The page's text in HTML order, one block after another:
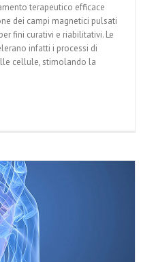
terapeutico efficace
dei campi magnetici pulsati
fini curativi e riabilitativi. Le
infatti i processi di
cellule, stimolando la